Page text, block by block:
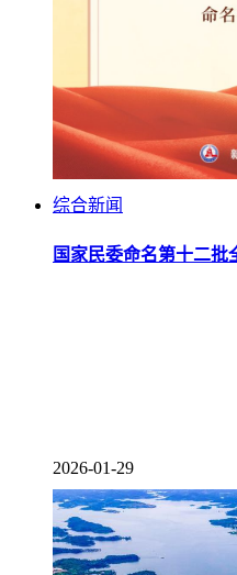
综合新闻
国家民委命名第十二批
2026-01-29